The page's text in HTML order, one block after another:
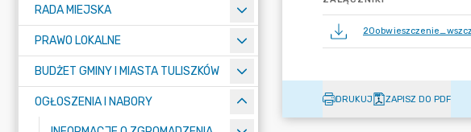
RADA MIEJSKA
PRAWO LOKALNE
BUDŻET GMINY I MIASTA TULISZKÓW
OGŁOSZENIA I NABORY DRUKUJ ZAPISZ DO PDF